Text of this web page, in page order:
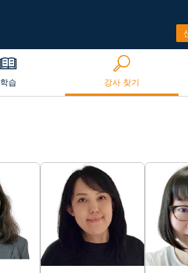
학습 강사 찾기